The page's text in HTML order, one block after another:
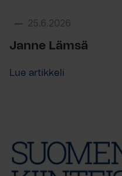
25.6.2026
Janne Lämsä
Lue artikkeli